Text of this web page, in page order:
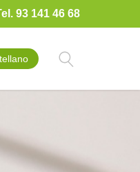
93 141 46 68